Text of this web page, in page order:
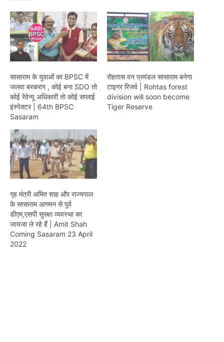
सासाराम के युवाओं का BPSC में
जलवा बरकरार , कोई बना SDO तो
कोई रेवेन्यू अधिकारी तो कोई सप्लाई
इंस्पेक्टर | 64th BPSC
Sasaram
रोहतास वन प्रमंडल सासाराम बनेगा
टाइगर रिजर्व | Rohtas forest
division will soon become
Tiger Reserve
गृह मंत्री अमित शाह और राज्यपाल
के सासाराम आगमन से पूर्व
डीएम,एसपी सुरक्षा व्यवस्था का
जायजा ले रहे हैं | Amit Shah
Coming Sasaram 23 April
2022